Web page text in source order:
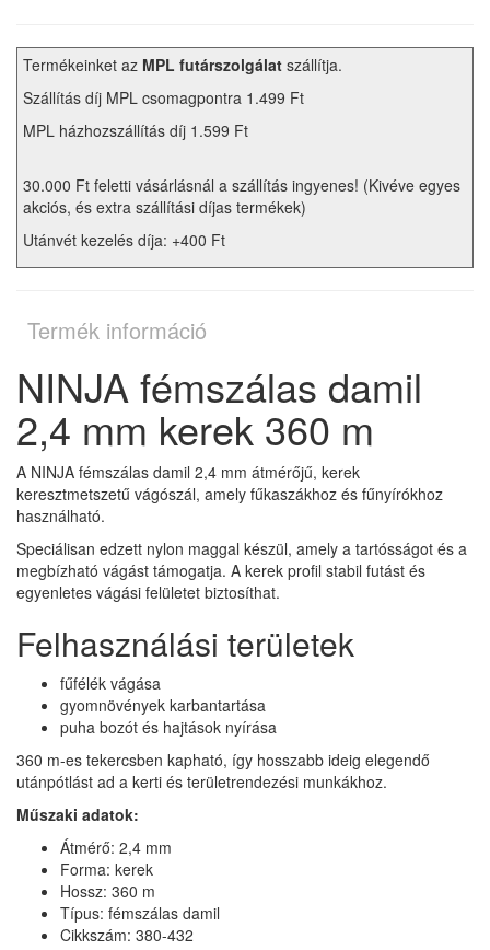
Termékeinket az MPL futárszolgálat szállítja.
Szállítás díj MPL csomagpontra 1.499 Ft
MPL házhozszállítás díj 1.599 Ft
30.000 Ft feletti vásárlásnál a szállítás ingyenes! (Kivéve egyes
akciós, és extra szállítási díjas termékek)
Utánvét kezelés díja: +400 Ft
Termék információ
NINJA fémszálas damil
2,4 mm kerek 360 m
A NINJA fémszálas damil 2,4 mm átmérőjű, kerek
keresztmetszetű vágószál, amely fűkaszákhoz és fűnyírókhoz
használható.
Speciálisan edzett nylon maggal készül, amely a tartósságot és a
megbízható vágást támogatja. A kerek profil stabil futást és
egyenletes vágási felületet biztosíthat.
Felhasználási területek
fűfélék vágása
gyomnövények karbantartása
puha bozót és hajtások nyírása
360 m-es tekercsben kapható, így hosszabb ideig elegendő
utánpótlást ad a kerti és területrendezési munkákhoz.
Műszaki adatok:
Átmérő: 2,4 mm
Forma: kerek
Hossz: 360 m
Típus: fémszálas damil
Cikkszám: 380-432